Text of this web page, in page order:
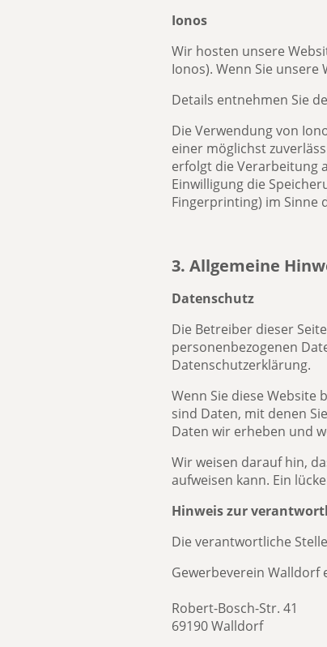
Ionos
Wir hosten unsere
Ionos). Wenn Sie
Details entnehmen Sie
Die Verwendung von
einer möglichst
erfolgt die Verarbeitung
Einwilligung die
Fingerprinting) im Sinne
3. Allgemeine
Datenschutz
Die Betreiber dieser
personenbezogenen
Datenschutzerklärung.
Wenn Sie diese Website
sind Daten, mit denen
Daten wir erheben und
Wir weisen darauf hin,
aufweisen kann. Ein
Hinweis zur
Die verantwortliche
Gewerbeverein Walldorf
Robert-Bosch-Str. 41
69190 Walldorf